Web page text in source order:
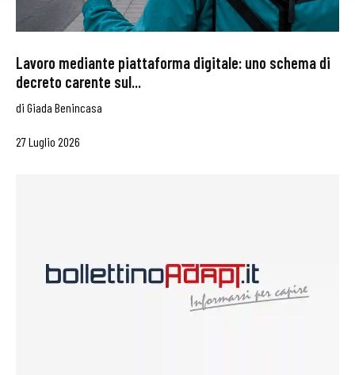
Lavoro mediante piattaforma digitale: uno schema di
decreto carente sul...
di Giada Benincasa
27 Luglio 2026